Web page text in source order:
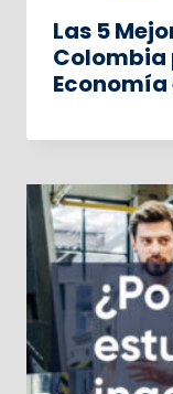
Las 5
Colombia
Economía